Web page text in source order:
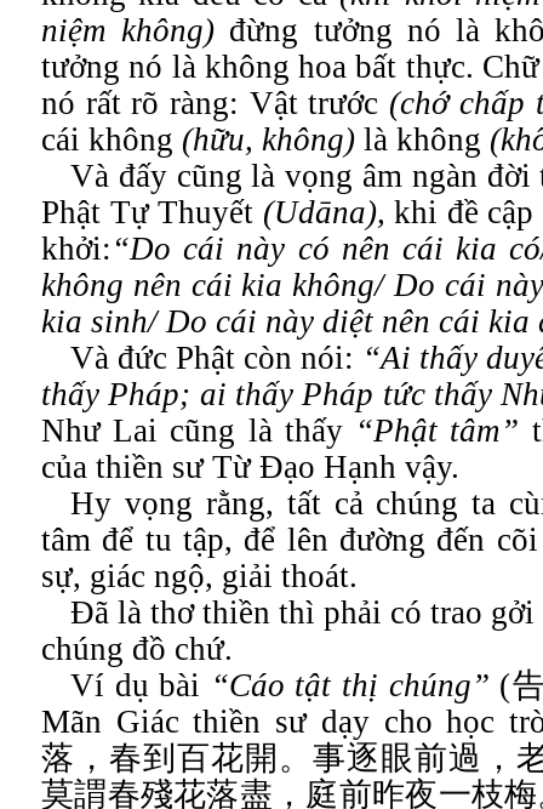
niệm không) đừng tưởng nó là
tưởng nó là không hoa bất thực.
nó rất rõ ràng: Vật trước (chớ chấp
cái không (hữu, không) là không
Và đấy cũng là vọng âm ngàn
Phật Tự Thuyết (Udāna), khi đề
khởi: “Do cái này có nên cái kia
không nên cái kia không/ Do cái
kia sinh/ Do cái này diệt nên cái kia
Và đức Phật còn nói: “Ai thấy
thấy Pháp; ai thấy Pháp tức thấy
Như Lai cũng là thấy “Phật tâm”
của thiền sư Từ Đạo Hạnh vậy.
Hy vọng rằng, tất cả chúng ta
tâm để tu tập, để lên đường đến
sự, giác ngộ, giải thoát.
Đã là thơ thiền thì phải có trao gởi
chúng đồ chứ.
Ví dụ bài “Cáo tật thị chúng” (
Mãn Giác thiền sư dạy cho học
落，春到百花開。事逐眼前過，
莫謂春殘花落盡，庭前昨夜一枝